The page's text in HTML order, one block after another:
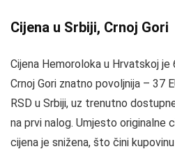
Cijena u Srbiji, Crnoj Gori
Cijena Hemoroloka u Hrvatskoj je
Crnoj Gori znatno povoljnija – 37
RSD u Srbiji, uz trenutno
na prvi nalog. Umjesto originalne
cijena je snižena, što čini